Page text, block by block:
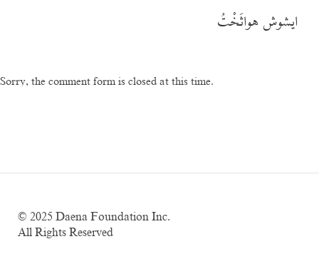
ایشوش هواثَخْتُ
Sorry, the comment form is closed at this time.
© 2025 Daena Foundation Inc.
All Rights Reserved